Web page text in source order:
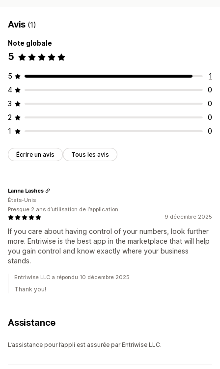
Avis (1)
Note globale
5
5
1
4
0
3
0
2
0
1
0
Écrire un avis Tous les avis
9 décembre 2025
If you care about having control of your numbers, look further
more. Entriwise is the best app in the marketplace that will help
you gain control and know exactly where your business
stands.
Lanna Lashes
États-Unis
Presque 2 ans d’utilisation de l’application
Entriwise LLC a répondu 10 décembre 2025
Thank you!
Assistance
L’assistance pour l’appli est assurée par Entriwise LLC.